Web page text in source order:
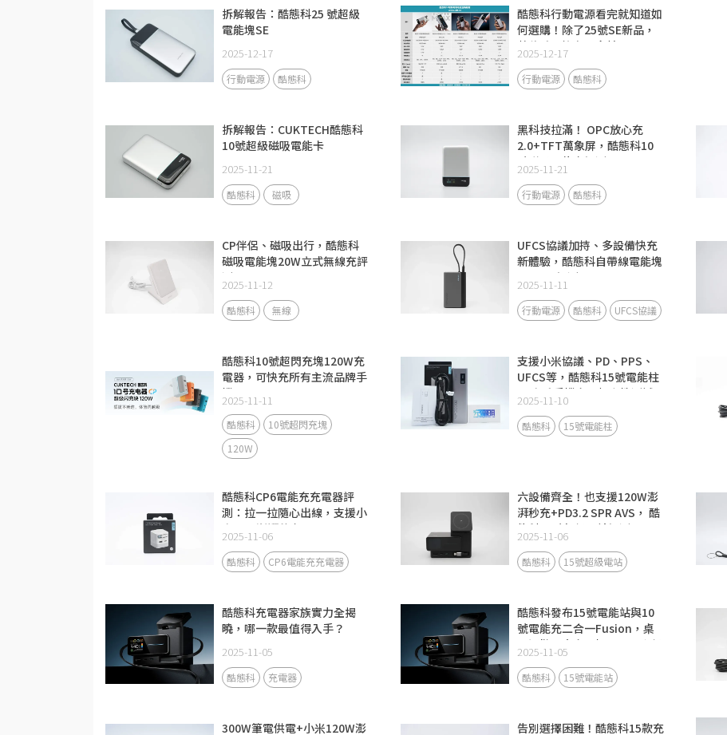
拆解報告：酷態科25 號超級
電能塊SE
2025-12-17
行動電源 酷態科
酷態科行動電源看完就知道如
何選購！除了25號SE新品，
數位系列擁有更多精品
2025-12-17
行動電源 酷態科
拆解報告：CUKTECH酷態科
10號超級磁吸電能卡
2025-11-21
酷態科 磁吸
黑科技拉滿！ OPC放心充
2.0+TFT萬象屏，酷態科10
號磁吸電能卡評測
2025-11-21
行動電源 酷態科
CP伴侶、磁吸出行，酷態科
磁吸電能塊20W立式無線充評
測
2025-11-12
酷態科 無線
UFCS協議加持、多設備快充
新體驗，酷態科自帶線電能塊
CP133L評測
2025-11-11
行動電源 酷態科 UFCS協議
酷態科10號超閃充塊120W充
電器，可快充所有主流品牌手
機
2025-11-11
酷態科
10號超閃充塊
120W
支援小米協議、PD、PPS、
UFCS等，酷態科15號電能柱
SE米系手機充電相容性測試
2025-11-10
酷態科 15號電能柱
酷態科CP6電能充充電器評
測：拉一拉隨心出線，支援小
米67W澎湃秒充！
2025-11-06
酷態科 CP6電能充充電器
六設備齊全！也支援120W澎
湃秒充+PD3.2 SPR AVS， 酷
態科15號超級電站評測
2025-11-06
酷態科 15號超級電站
酷態科充電器家族實力全揭
曉，哪一款最值得入手？
2025-11-05
酷態科 充電器
酷態科發布15號電能站與10
號電能充二合一Fusion，桌
面通勤兩大充電場景全面升級
2025-11-05
酷態科 15號電能站
300W筆電供電+小米120W澎 告別選擇困難！酷態科15款充